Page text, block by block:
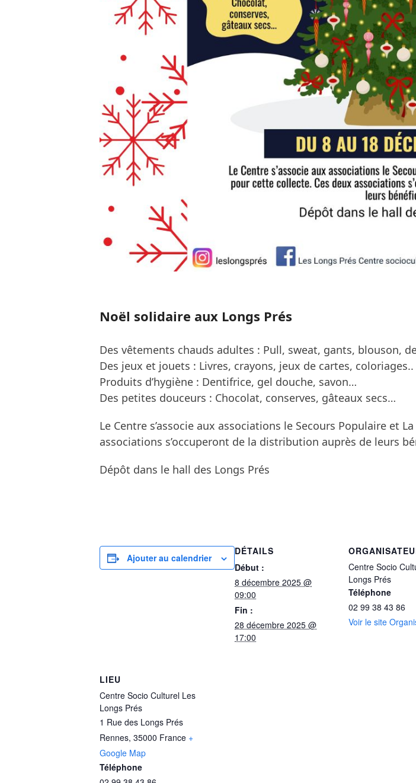
Noël solidaire aux Longs Prés
Des vêtements chauds adultes : Pull, sweat, gants, blouson,
Des jeux et jouets : Livres, crayons, jeux de cartes, coloriages..
Produits d’hygiène : Dentifrice, gel douche, savon…
Des petites douceurs : Chocolat, conserves, gâteaux secs…
Le Centre s’associe aux associations le Secours Populaire et
associations s’occuperont de la distribution auprès de leurs
Dépôt dans le hall des Longs Prés
Ajouter au calendrier
DÉTAILS
Début :
8 décembre 2025 @
09:00
Fin :
28 décembre 2025 @
17:00
Centre Socio
Longs Prés
Téléphone
02 99 38 43 86
Voir le site
LIEU
Centre Socio Culturel Les
Longs Prés
1 Rue des Longs Prés
Rennes, 35000 France +
Google Map
Téléphone